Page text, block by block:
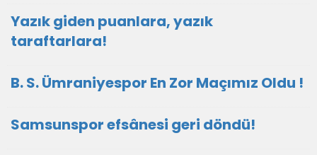
Yazık giden puanlara, yazık
taraftarlara!
B. S. Ümraniyespor En Zor Maçımız Oldu !
Samsunspor efsânesi geri döndü!